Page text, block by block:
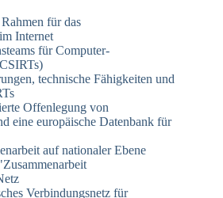
für das
Internet
für Computer-
technische Fähigkeiten und
Offenlegung von
eine europäische Datenbank für
auf nationaler Ebene
Verbindungsnetz für